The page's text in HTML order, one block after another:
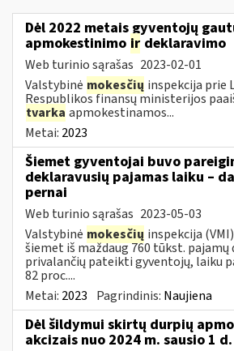
Dėl 2022 metais gyventojų
apmokestinimo ir deklaravimo
Web turinio sąrašas 2023-02-01
Valstybinė mokesčių inspekcija prie
Respublikos finansų ministerijos
tvarka apmokestinamos...
Metai: 2023
Šiemet gyventojai buvo
deklaravusių pajamas laiku –
pernai
Web turinio sąrašas 2023-05-03
Valstybinė mokesčių inspekcija
šiemet iš maždaug 760 tūkst. pajamų
privalančių pateikti gyventojų, laiku
82 proc....
Metai: 2023 Pagrindinis: Naujiena
Dėl šildymui skirtų durpių
akcizais nuo 2024 m. sausio 1 d.